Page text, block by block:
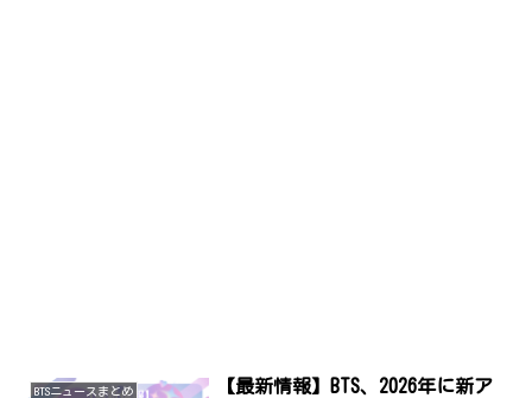
BTSニュースまとめ
【最新情報】BTS、2026年に新ア